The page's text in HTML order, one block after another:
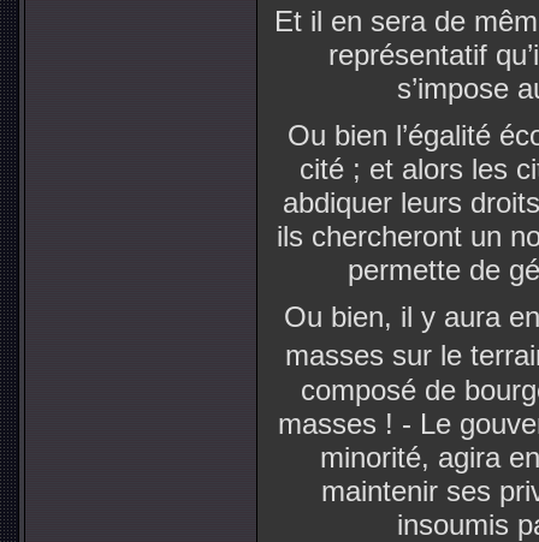
Et il en sera de
représentatif
s’impose
Ou bien l’égalité
cité ; et alors les
abdiquer leurs
ils chercheront un
permette de
Ou bien, il y aura
masses sur le
composé de
masses ! - Le
minorité, agira
maintenir ses
insoumis